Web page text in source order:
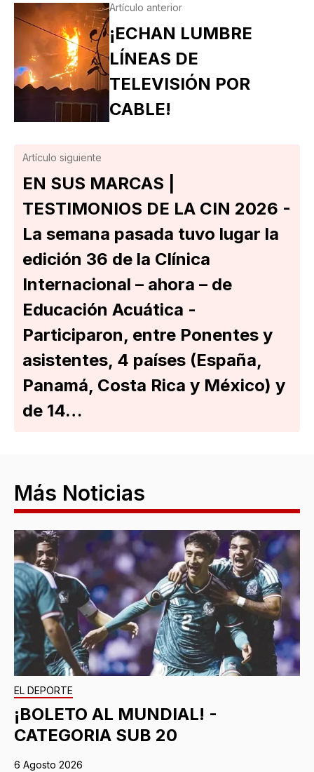
Artículo anterior
¡ECHAN LUMBRE
LÍNEAS DE
TELEVISIÓN POR
CABLE!
Artículo siguiente
EN SUS MARCAS |
TESTIMONIOS DE LA CIN 2026 -
La semana pasada tuvo lugar la
edición 36 de la Clínica
Internacional – ahora – de
Educación Acuática -
Participaron, entre Ponentes y
asistentes, 4 países (España,
Panamá, Costa Rica y México) y
de 14…
Más Noticias
EL DEPORTE
¡BOLETO AL MUNDIAL! -
CATEGORIA SUB 20
6 Agosto 2026